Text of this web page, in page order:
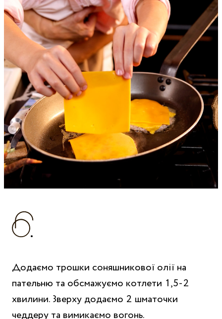
Додаємо трошки соняшникової олії на
пательню та обсмажуємо котлети 1,5-2
хвилини. Зверху додаємо 2 шматочки
чеддеру та вимикаємо вогонь.